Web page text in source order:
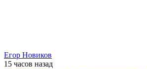
Егор Новиков
15 часов назад